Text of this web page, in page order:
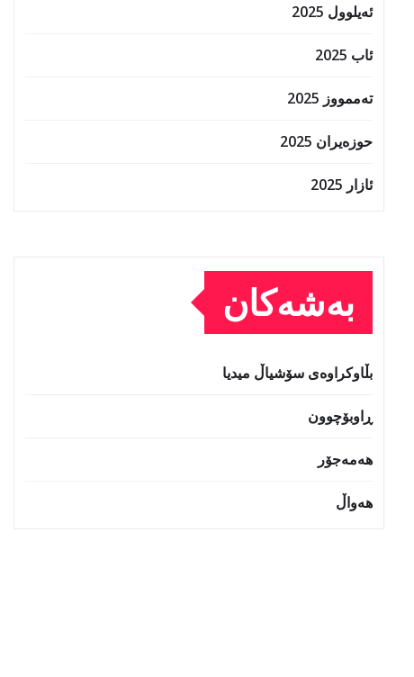
ئەیلوول 2025
ئاب 2025
تەممووز 2025
حوزه‌یران 2025
ئازار 2025
بەشەکان
بڵاوکراوەی سۆشیاڵ میدیا
ڕاوبۆچوون
هەمەجۆر
هەواڵ